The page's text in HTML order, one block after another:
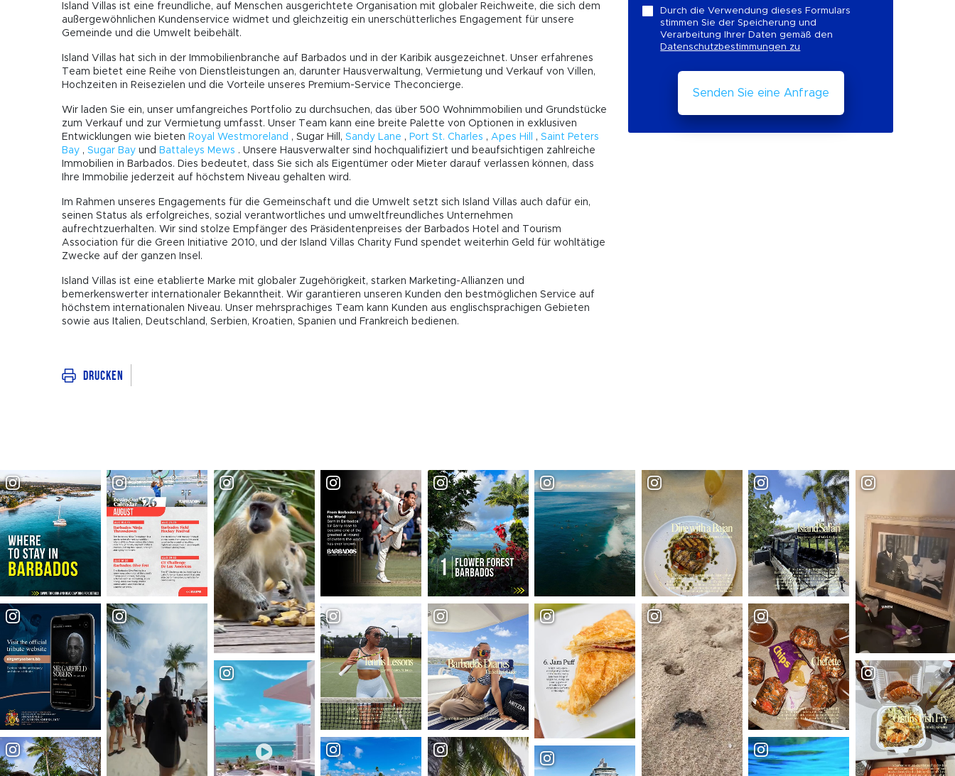
Island Villas ist eine freundliche, auf Menschen ausgerichtete Organisation mit globaler Reichweite, die sich dem
außergewöhnlichen Kundenservice widmet und gleichzeitig ein unerschütterliches Engagement für unsere
Gemeinde und die Umwelt beibehält.
Island Villas hat sich in der Immobilienbranche auf Barbados und in der Karibik ausgezeichnet. Unser erfahrenes
Team bietet eine Reihe von Dienstleistungen an, darunter Hausverwaltung, Vermietung und Verkauf von Villen,
Hochzeiten in Reisezielen und die Vorteile unseres Premium-Service Theconcierge.
Wir laden Sie ein, unser umfangreiches Portfolio zu durchsuchen, das über 500 Wohnimmobilien und Grundstücke
zum Verkauf und zur Vermietung umfasst. Unser Team kann eine breite Palette von Optionen in exklusiven
Entwicklungen wie bieten Royal Westmoreland , Sugar Hill, Sandy Lane , Port St. Charles , Apes Hill , Saint Peters
Bay , Sugar Bay und Battaleys Mews . Unsere Hausverwalter sind hochqualifiziert und beaufsichtigen zahlreiche
Immobilien in Barbados. Dies bedeutet, dass Sie sich als Eigentümer oder Mieter darauf verlassen können, dass
Ihre Immobilie jederzeit auf höchstem Niveau gehalten wird.
Im Rahmen unseres Engagements für die Gemeinschaft und die Umwelt setzt sich Island Villas auch dafür ein,
seinen Status als erfolgreiches, sozial verantwortliches und umweltfreundliches Unternehmen
aufrechtzuerhalten. Wir sind stolze Empfänger des Präsidentenpreises der Barbados Hotel and Tourism
Association für die Green Initiative 2010, und der Island Villas Charity Fund spendet weiterhin Geld für wohltätige
Zwecke auf der ganzen Insel.
Island Villas ist eine etablierte Marke mit globaler Zugehörigkeit, starken Marketing-Allianzen und
bemerkenswerter internationaler Bekanntheit. Wir garantieren unseren Kunden den bestmöglichen Service auf
höchstem internationalen Niveau. Unser mehrsprachiges Team kann Kunden aus englischsprachigen Gebieten
sowie aus Italien, Deutschland, Serbien, Kroatien, Spanien und Frankreich bedienen.
Drucken
Durch die Verwendung dieses Formulars
stimmen Sie der Speicherung und
Verarbeitung Ihrer Daten gemäß den
Datenschutzbestimmungen zu